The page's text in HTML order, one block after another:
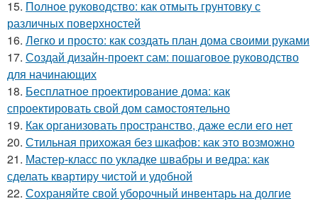
15. Полное руководство: как отмыть грунтовку с
различных поверхностей
16. Легко и просто: как создать план дома своими руками
17. Создай дизайн-проект сам: пошаговое руководство
для начинающих
18. Бесплатное проектирование дома: как
спроектировать свой дом самостоятельно
19. Как организовать пространство, даже если его нет
20. Стильная прихожая без шкафов: как это возможно
21. Мастер-класс по укладке швабры и ведра: как
сделать квартиру чистой и удобной
22. Сохраняйте свой уборочный инвентарь на долгие